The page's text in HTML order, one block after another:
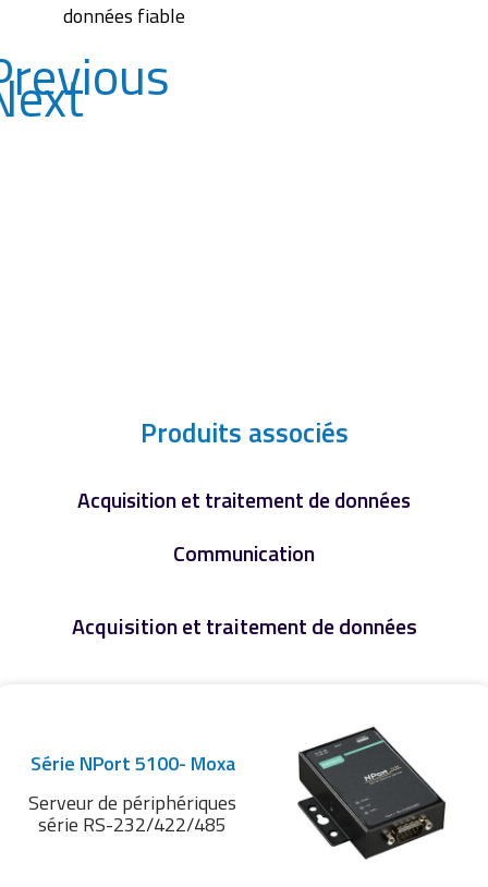
données fiable
Produits associés
Acquisition et traitement de données
Communication
Acquisition et traitement de données
Série NPort 5100- Moxa
Serveur de périphériques
série RS-232/422/485